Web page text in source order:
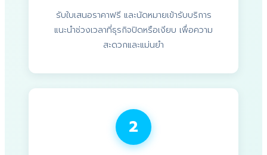
รับใบเสนอราคาฟรี และนัดหมายเข้ารับบริการ
แนะนำช่วงเวลาที่ธุรกิจปิดหรือเงียบ เพื่อความ
สะดวกและแม่นยำ
2